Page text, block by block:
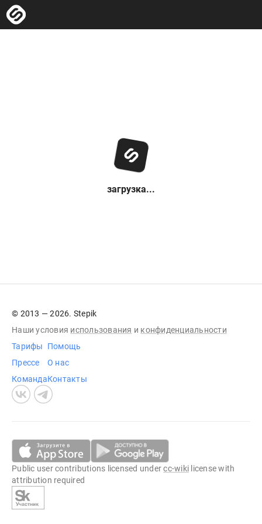
загрузка...
© 2013 — 2026. Stepik
Наши условия использования и конфиденциальности
Тарифы
Прессе
Команда
Помощь
О нас
Контакты
Public user contributions licensed undercc-wiki license with
attribution required